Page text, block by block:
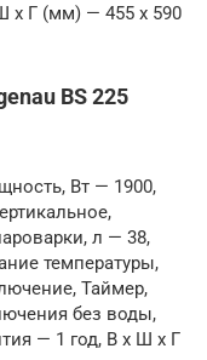
x Г (мм) — 455 x 590
BS 225
Вт — 1900,
л — 38,
температуры,
Таймер,
без воды,
— 1 год, В x Ш x Г